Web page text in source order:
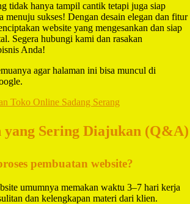
tidak hanya tampil cantik tetapi juga siap
menuju sukses! Dengan desain elegan dan fitur
website yang mengesankan dan siap
Segera hubungi kami dan rasakan
Anda!
agar halaman ini bisa muncul di
Toko Online Sadang Serang
yang Sering Diajukan (Q&A)
pembuatan website?
umumnya memakan waktu 3–7 hari kerja
dan kelengkapan materi dari klien.